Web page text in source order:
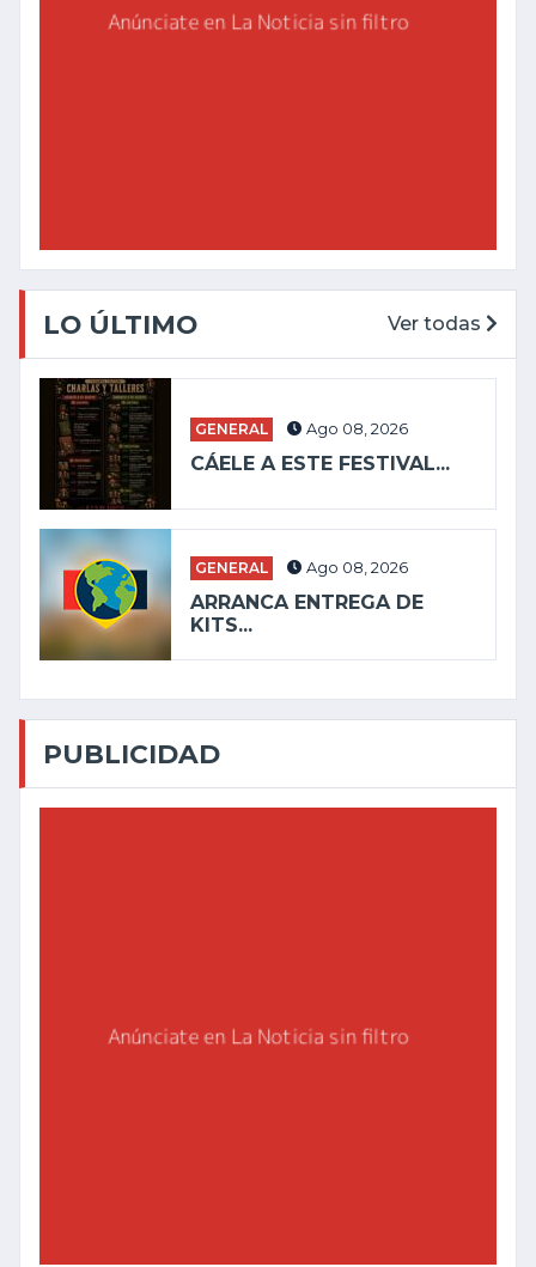
LO ÚLTIMO Ver todas
GENERAL Ago 08, 2026
CÁELE A ESTE FESTIVAL...
GENERAL Ago 08, 2026
ARRANCA ENTREGA DE
KITS...
PUBLICIDAD